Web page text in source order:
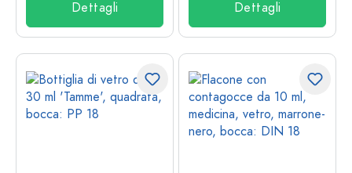
Dettagli Dettagli